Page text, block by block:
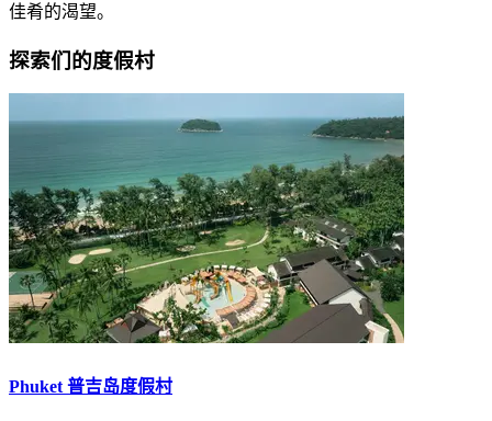
佳肴的渴望。​
探索们的度假村
Phuket 普吉岛度假村